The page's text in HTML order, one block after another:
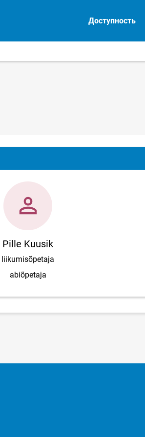
Доступность
Pille Kuusik
liikumisõpetaja
abiõpetaja